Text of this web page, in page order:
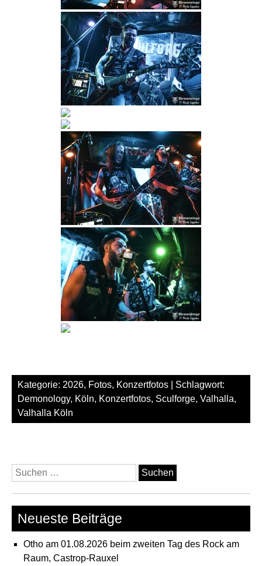
Kategorie: 2026, Fotos, Konzertfotos | Schlagwort:
Demonology, Köln, Konzertfotos, Sculforge, Valhalla,
Valhalla Köln
Suchen
nach:
Neueste Beiträge
Otho am 01.08.2026 beim zweiten Tag des Rock am
Raum, Castrop-Rauxel